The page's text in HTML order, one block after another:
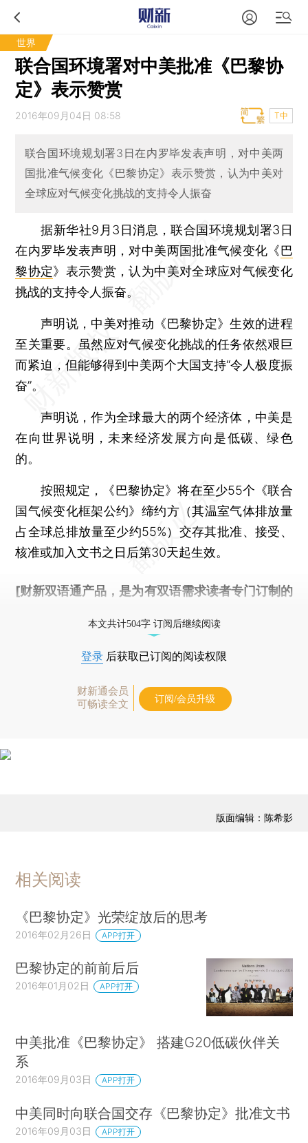
世界
联合国环境署对中美批准《巴黎协
定》表示赞赏
2016年09月04日 08:58 T中
联合国环境规划署3日在内罗毕发表声明，对中美两
国批准气候变化《巴黎协定》表示赞赏，认为中美对
全球应对气候变化挑战的支持令人振奋
据新华社9月3日消息，联合国环境规划署3日
在内罗毕发表声明，对中美两国批准气候变化《巴
黎协定》表示赞赏，认为中美对全球应对气候变化
挑战的支持令人振奋。
声明说，中美对推动《巴黎协定》生效的进程
至关重要。虽然应对气候变化挑战的任务依然艰巨
而紧迫，但能够得到中美两个大国支持“令人极度振
奋”。
声明说，作为全球最大的两个经济体，中美是
在向世界说明，未来经济发展方向是低碳、绿色
的。
按照规定，《巴黎协定》将在至少55个《联合
国气候变化框架公约》缔约方（其温室气体排放量
占全球总排放量至少约55%）交存其批准、接受、
核准或加入文书之日后第30天起生效。
[财新双语通产品，是为有双语需求读者专门订制的
本文共计504字 订阅后继续阅读
登录 后获取已订阅的阅读权限
财新通会员
可畅读全文
订阅/会员升级
版面编辑：陈希影
相关阅读
《巴黎协定》光荣绽放后的思考
2016年02月26日 APP打开
巴黎协定的前前后后
2016年01月02日 APP打开
中美批准《巴黎协定》 搭建G20低碳伙伴关
系
2016年09月03日 APP打开
中美同时向联合国交存《巴黎协定》批准文书
2016年09月03日 APP打开